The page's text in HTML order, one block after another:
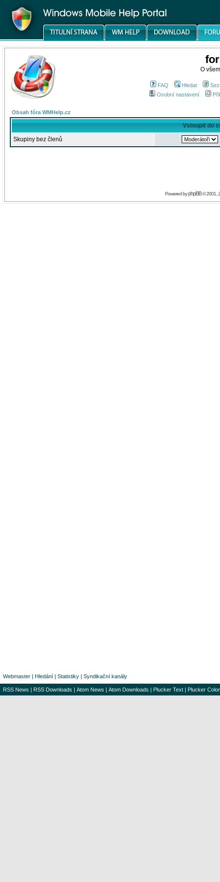
O
FAQ Hledat
Osobní nastavení
Obsah fóra WMHelp.cz
Vstoupit do
Skupiny bez členů
Powered byphpBB© 2001,
Webmaster | Hledání | Statistiky | Syndikační kanály
RSS News | RSS Downloads | Atom News | Atom Downloads | Plucker Text | Plucker Color